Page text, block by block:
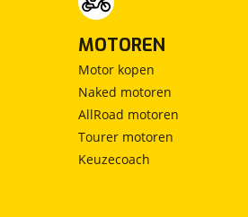
MOTOREN
Motor kopen
Naked motoren
AllRoad motoren
Tourer motoren
Keuzecoach